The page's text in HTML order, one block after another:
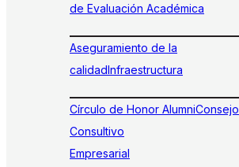
de Evaluación Académica
Aseguramiento de la
calidadInfraestructura
Círculo de Honor AlumniConsejo
Consultivo
Empresarial